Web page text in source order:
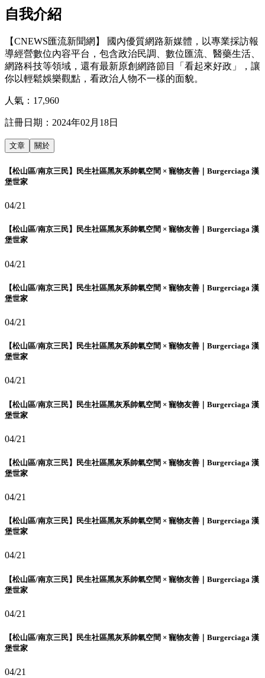
自我介紹
【CNEWS匯流新聞網】 國內優質網路新媒體，以專業採訪報
導經營數位內容平台，包含政治民調、數位匯流、醫藥生活、
網路科技等領域，還有最新原創網路節目「看起來好政」，讓
你以輕鬆娛樂觀點，看政治人物不一樣的面貌。
人氣： 17,960
註冊日期： 2024年02月18日
文章 關於
【松山區/南京三民】民生社區黑灰系帥氣空間 × 寵物友善｜Burgerciaga 漢
堡世家
04/21
【松山區/南京三民】民生社區黑灰系帥氣空間 × 寵物友善｜Burgerciaga 漢
堡世家
04/21
【松山區/南京三民】民生社區黑灰系帥氣空間 × 寵物友善｜Burgerciaga 漢
堡世家
04/21
【松山區/南京三民】民生社區黑灰系帥氣空間 × 寵物友善｜Burgerciaga 漢
堡世家
04/21
【松山區/南京三民】民生社區黑灰系帥氣空間 × 寵物友善｜Burgerciaga 漢
堡世家
04/21
【松山區/南京三民】民生社區黑灰系帥氣空間 × 寵物友善｜Burgerciaga 漢
堡世家
04/21
【松山區/南京三民】民生社區黑灰系帥氣空間 × 寵物友善｜Burgerciaga 漢
堡世家
04/21
【松山區/南京三民】民生社區黑灰系帥氣空間 × 寵物友善｜Burgerciaga 漢
堡世家
04/21
【松山區/南京三民】民生社區黑灰系帥氣空間 × 寵物友善｜Burgerciaga 漢
堡世家
04/21